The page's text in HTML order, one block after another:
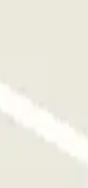
que pagar a la